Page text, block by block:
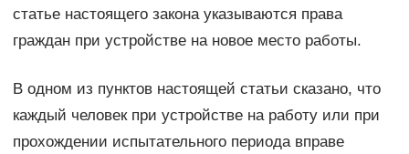
статье настоящего закона указываются права
граждан при устройстве на новое место работы.
В одном из пунктов настоящей статьи сказано, что
каждый человек при устройстве на работу или при
прохождении испытательного периода вправе